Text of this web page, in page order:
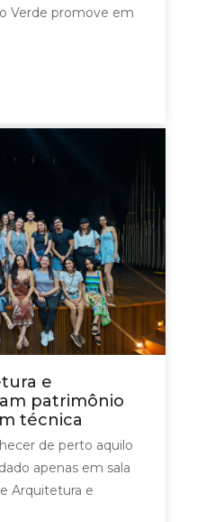
Verde promove em
e
patrimônio
técnica
de perto aquilo
apenas em sala
Arquitetura e